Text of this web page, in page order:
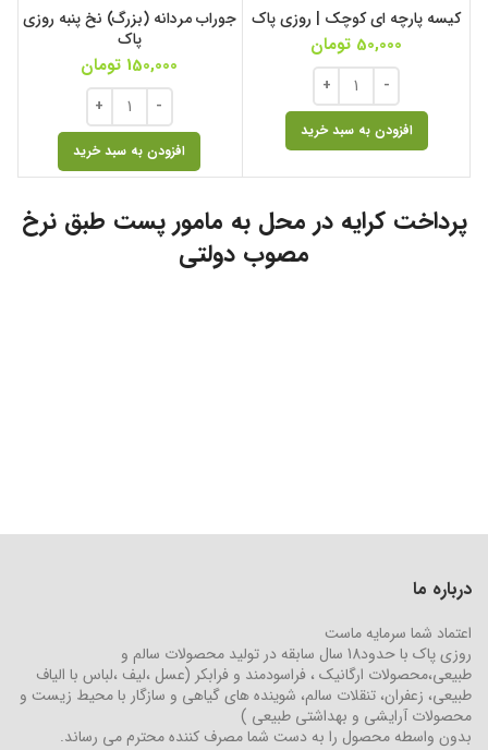
کیسه پارچه ای کوچک | روزی پاک
50,000 تومان
افزودن به سبد خرید
جوراب مردانه (بزرگ) نخ پنبه روزی
پاک
150,000 تومان
افزودن به سبد خرید
پرداخت کرایه در محل به مامور پست طبق نرخ
مصوب دولتی
درباره ما
اعتماد شما سرمایه ماست
روزی پاک با حدود18 سال سابقه در تولید محصولات سالم و
طبیعی،محصولات ارگانیک ، فراسودمند و فرابکر (عسل ،لیف ،لباس با الیاف
طبیعی، زعفران، تنقلات سالم، شوینده های گیاهی و سازگار با محیط زیست و
محصولات آرایشی و بهداشتی طبیعی )
بدون واسطه محصول را به دست شما مصرف کننده محترم می رساند.